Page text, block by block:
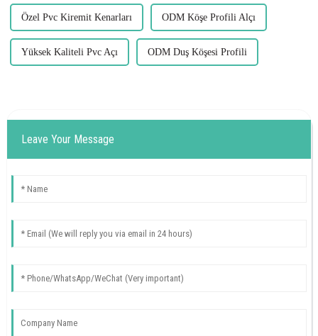
Özel Pvc Kiremit Kenarları ODM Köşe Profili Alçı
Yüksek Kaliteli Pvc Açı ODM Duş Köşesi Profili
Leave Your Message